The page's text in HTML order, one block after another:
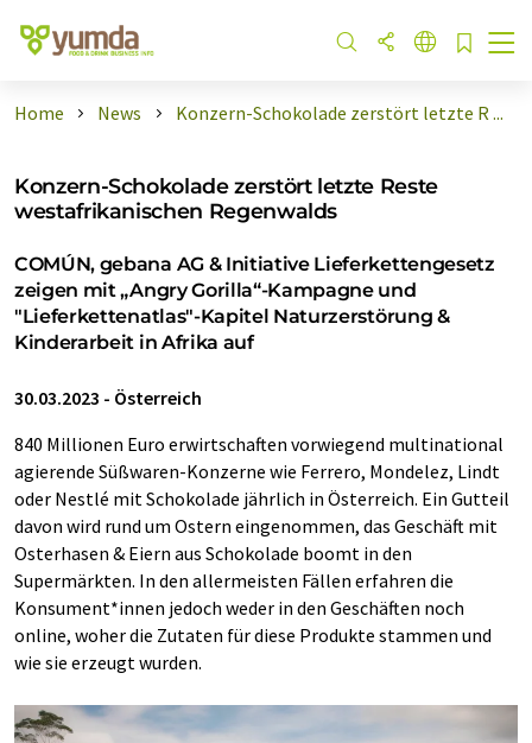
Home News Konzern-Schokolade zerstört letzte R ...
Konzern-Schokolade zerstört letzte Reste
westafrikanischen Regenwalds
COMÚN, gebana AG & Initiative Lieferkettengesetz
zeigen mit „Angry Gorilla“-Kampagne und
"Lieferkettenatlas"-Kapitel Naturzerstörung &
Kinderarbeit in Afrika auf
30.03.2023 - Österreich
840 Millionen Euro erwirtschaften vorwiegend multinational
agierende Süßwaren-Konzerne wie Ferrero, Mondelez, Lindt
oder Nestlé mit Schokolade jährlich in Österreich. Ein Gutteil
davon wird rund um Ostern eingenommen, das Geschäft mit
Osterhasen & Eiern aus Schokolade boomt in den
Supermärkten. In den allermeisten Fällen erfahren die
Konsument*innen jedoch weder in den Geschäften noch
online, woher die Zutaten für diese Produkte stammen und
wie sie erzeugt wurden.